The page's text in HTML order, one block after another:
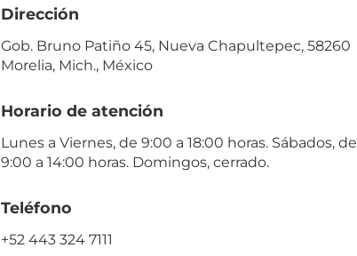
Dirección
Gob. Bruno Patiño 45, Nueva Chapultepec, 58260
Morelia, Mich., México
Horario de atención
Lunes a Viernes, de 9:00 a 18:00 horas. Sábados, de
9:00 a 14:00 horas. Domingos, cerrado.
Teléfono
+52 443 324 7111